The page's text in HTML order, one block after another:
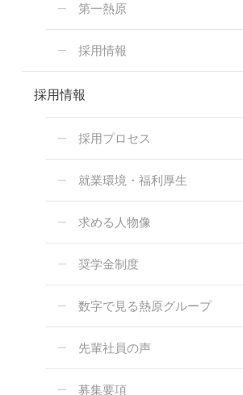
第一熱原
採用情報
採用情報
採用プロセス
就業環境・福利厚生
求める人物像
奨学金制度
数字で見る熱原グループ
先輩社員の声
募集要項